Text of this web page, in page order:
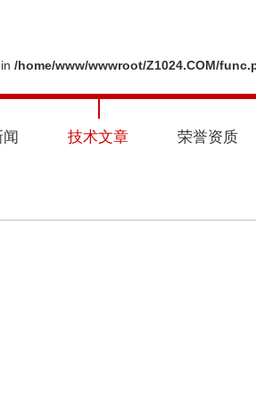
/home/www/wwwroot/Z1024.COM/
闻 技术文章 荣誉资质